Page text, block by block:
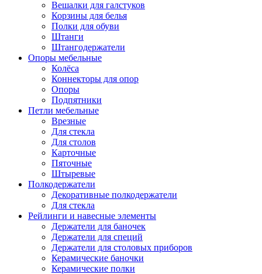
Вешалки для галстуков
Корзины для белья
Полки для обуви
Штанги
Штангодержатели
Опоры мебельные
Колёса
Коннекторы для опор
Опоры
Подпятники
Петли мебельные
Врезные
Для стекла
Для столов
Карточные
Пяточные
Штыревые
Полкодержатели
Декоративные полкодержатели
Для стекла
Рейлинги и навесные элементы
Держатели для баночек
Держатели для специй
Держатели для столовых приборов
Керамические баночки
Керамические полки